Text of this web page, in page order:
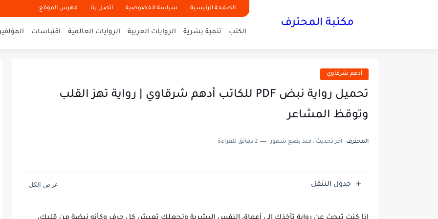
الصفحة الرئيسية سياسة الخصوصية اتصل بنا فهرس الموقع
مكتبة المحترف
الكتب تنمية بشرية الروايات العربية الروايات العالمية اقتباسات
أدهم شرقاوي
تحميل رواية نبض PDF للكاتب أدهم شرقاوي | رواية تهز القلب
وتوقظ المشاعر
المحترف اخر تحديث : منذ بضع شهور 2 دقائق للقراءة
جدول التنقل